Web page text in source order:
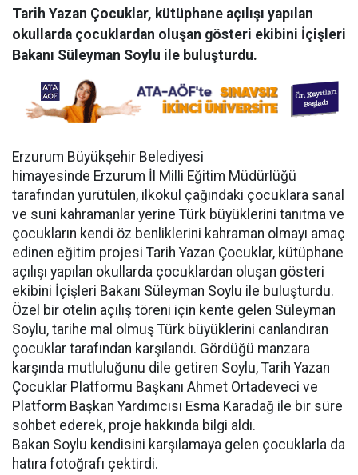
Tarih Yazan Çocuklar, kütüphane açılışı yapılan
okullarda çocuklardan oluşan gösteri ekibini İçişleri
Bakanı Süleyman Soylu ile buluşturdu.
Erzurum Büyükşehir Belediyesi
himayesinde Erzurum İl Milli Eğitim Müdürlüğü
tarafından yürütülen, ilkokul çağındaki çocuklara sanal
ve suni kahramanlar yerine Türk büyüklerini tanıtma ve
çocukların kendi öz benliklerini kahraman olmayı amaç
edinen eğitim projesi Tarih Yazan Çocuklar, kütüphane
açılışı yapılan okullarda çocuklardan oluşan gösteri
ekibini İçişleri Bakanı Süleyman Soylu ile buluşturdu.
Özel bir otelin açılış töreni için kente gelen Süleyman
Soylu, tarihe mal olmuş Türk büyüklerini canlandıran
çocuklar tarafından karşılandı. Gördüğü manzara
karşında mutluluğunu dile getiren Soylu, Tarih Yazan
Çocuklar Platformu Başkanı Ahmet Ortadeveci ve
Platform Başkan Yardımcısı Esma Karadağ ile bir süre
sohbet ederek, proje hakkında bilgi aldı.
Bakan Soylu kendisini karşılamaya gelen çocuklarla da
hatıra fotoğrafı çektirdi.